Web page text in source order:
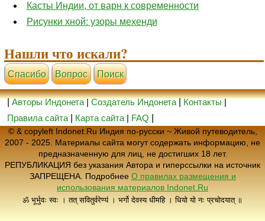
Касты Индии, от варн к современности
Рисунки хной: узоры мехенди
Нашли что искали?
Cпасибо Вопрос Поиск
|Авторы Индонета|Создатель Индонета|Контакты|
Правила сайта
Карта сайта | FAQ
© & copyleft Indonet.Ru Индия по-русски ~ Живой путеводитель,
2007 - 2025. Материалы сайта могут содержать информацию, не
предназначенную для лиц, не достигших 18 лет.
РЕПУБЛИКАЦИЯ без указания Автора и гиперссылки на источник
ЗАПРЕЩЕНА. Подробнее О правилах размещения и
использования материалов Indonet.Ru
ॐ भूर्भुवः स्वः । तत् सवितुर्वरेण्यं । भर्गो देवस्य धीमहि । धियो यो नः प्रचोदयात् ॥